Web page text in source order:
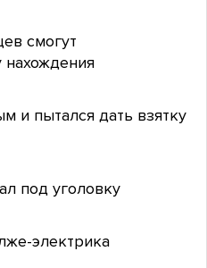
смогут
нахождения
и пытался дать взятку
под уголовку
электрика